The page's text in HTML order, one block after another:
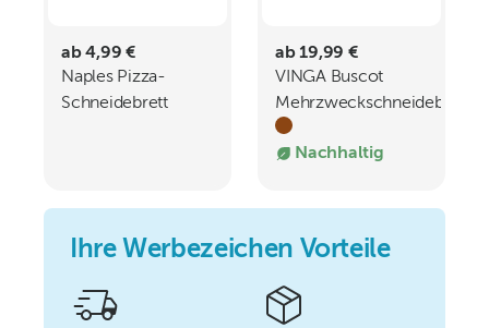
ab 4,99 €
Naples Pizza-
Schneidebrett
ab 19,99 €
VINGA Buscot
Mehrzweckschneidebrett
Nachhaltig
Ihre Werbezeichen Vorteile